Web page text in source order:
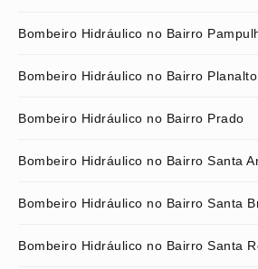
Bombeiro Hidráulico no Bairro
Bombeiro Hidráulico no Bairro Planalto
Bombeiro Hidráulico no Bairro Prado
Bombeiro Hidráulico no Bairro Santa
Bombeiro Hidráulico no Bairro Santa
Bombeiro Hidráulico no Bairro Santa